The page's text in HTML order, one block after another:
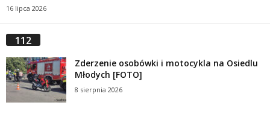
16 lipca 2026
112
Zderzenie osobówki i motocykla na Osiedlu
Młodych [FOTO]
8 sierpnia 2026